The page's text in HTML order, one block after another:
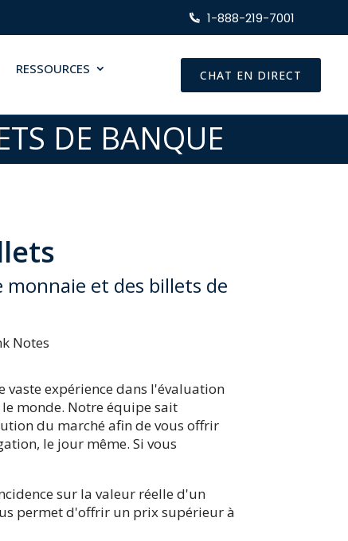
1-888-219-7001
RESSOURCES CHAT EN DIRECT
DE BANQUE
monnaie et des billets de
vaste expérience dans l'évaluation
monde. Notre équipe sait
du marché afin de vous offrir
le jour même. Si vous
sur la valeur réelle d'un
permet d'offrir un prix supérieur à